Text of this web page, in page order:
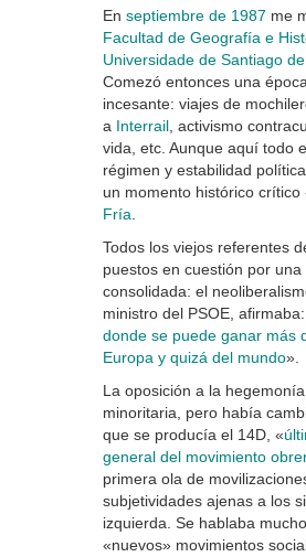
En septiembre de 1987 me
Facultad de Geografía e
Universidade de Santiago
Comezó entonces una
incesante: viajes de
a Interrail, activismo
vida, etc. Aunque aquí todo
régimen y estabilidad
un momento histórico crítico
Fría
Todos los viejos referentes
puestos en cuestión por
consolidada: el
ministro del PSOE,
donde se puede ganar más
Europa y quizá del mundo».
La oposición a la
minoritaria, pero había
que se producía el 14D, «
general del movimiento
primera ola de
subjetividades ajenas a los
izquierda. Se hablaba
«nuevos» movimientos